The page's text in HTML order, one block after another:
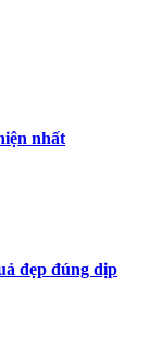
nhất
đẹp đúng dịp